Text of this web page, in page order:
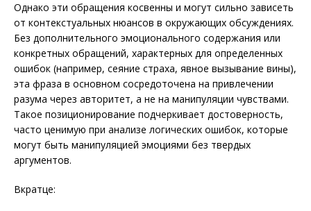
Однако эти обращения косвенны и могут сильно зависеть
от контекстуальных нюансов в окружающих обсуждениях.
Без дополнительного эмоционального содержания или
конкретных обращений, характерных для определенных
ошибок (например, сеяние страха, явное вызывание вины),
эта фраза в основном сосредоточена на привлечении
разума через авторитет, а не на манипуляции чувствами.
Такое позиционирование подчеркивает достоверность,
часто ценимую при анализе логических ошибок, которые
могут быть манипуляцией эмоциями без твердых
аргументов.
Вкратце: